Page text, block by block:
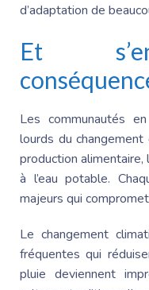
d’adaptation de
Et
Les communautés
lourds du
production alimentaire,
à l’eau potable.
majeurs qui
Le changement
fréquentes qui
pluie deviennent